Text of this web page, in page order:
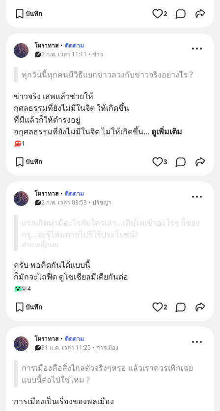
บันทึก 2
โหราทาส • ติดตาม
2 ก.พ. เวลา 11:11 • ข่าว
ทุกวันนี้ทุกคนมีวิธีแยกข่าวลวงกับข่าวจริงอย่างไีร ?
ข่าวจริง เสพแล้วช่วยให้
กุศลธรรมที่ยังไม่มีในจิต ให้เกิดขึ้น
ที่มีแล้วก็ให้ดำรงอยู่
อกุศลธรรมที่ยังไม่มีในจิต ไม่ให้เกิดขึ้น... ดูเพิ่มเติม
1
บันทึก 3
โหราทาส • ติดตาม
2 ก.พ. เวลา 03:53 • ปรัชญา
แรกเกิดมามีอะไรกับใครเล่า…เติบโตเข้าอะไรๆ ก็ของ
กรู…จะรู้ไหมตายไปก็ไร้ประโยชน์?
คำถามนี้ถูกลบ
ครับ พอคิดกันได้แบบนี้
ก็มักจะไถฟีด ดูโซเชียลมีเดียกันต่อ
4
บันทึก 2
โหราทาส • ติดตาม
31 ม.ค. เวลา 11:25 • การเมือง
การเมืองคือสิ่งไกลตัวจริงๆหรอ แล้วเราควรเพิกเฉย
แบบนี้ต่อไปใช่ไหม ?
การเมืองเป็นเรื่องของพลเมือง